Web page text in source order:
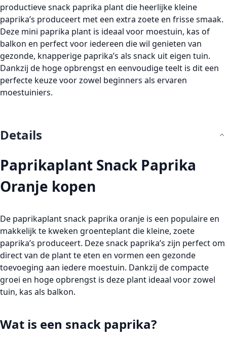
productievesnack paprika plantdie heerlijke kleine
paprika’s produceert met een extra zoete en frisse smaak.
Deze mini paprika plant is ideaal voor moestuin, kas of
balkon en perfect voor iedereen die wil genieten van
gezonde, knapperige paprika’s als snack uit eigen tuin.
Dankzij de hoge opbrengst en eenvoudige teelt is dit een
perfecte keuze voor zowel beginners als ervaren
moestuiniers.
Details
Paprikaplant Snack Paprika
Oranje kopen
De paprikaplant snack paprika oranje is een populaire en
makkelijk te kweken groenteplant die kleine, zoete
paprika’s produceert. Deze snack paprika’s zijn perfect om
direct van de plant te eten en vormen een gezonde
toevoeging aan iedere moestuin. Dankzij de compacte
groei en hoge opbrengst is deze plant ideaal voor zowel
tuin, kas als balkon.
Wat is een snack paprika?